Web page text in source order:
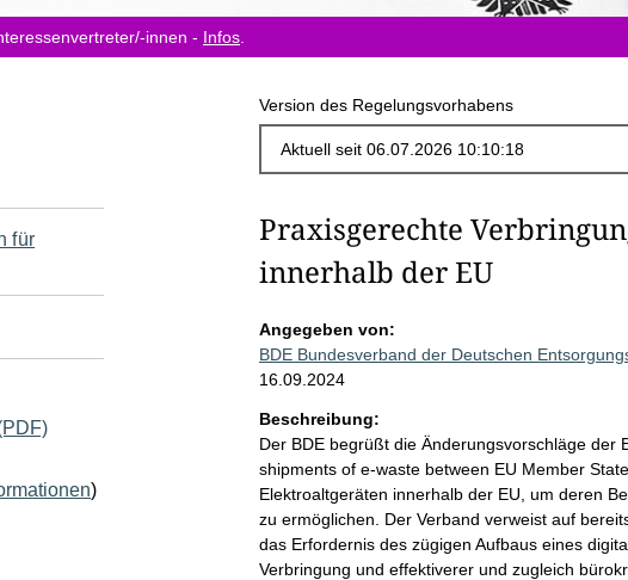
innen - Infos
Version des Regelungsvorhabens
für
)
Praxisgerechte
innerhalb der EU
Angegeben von:
BDE Bundesverband der Deutschen
16.09.2024
Beschreibung:
Der BDE begrüßt die Änderungsvorschläge der
shipments of e-waste between EU Member
Elektroaltgeräten innerhalb der EU, um deren
zu ermöglichen. Der Verband verweist auf
das Erfordernis des zügigen Aufbaus eines
Verbringung und effektiverer und zugleich